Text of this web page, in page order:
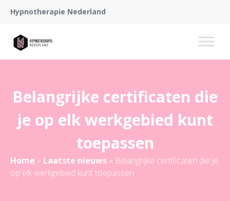
Hypnotherapie Nederland
Belangrijke certificaten die
je op elk werkgebied kunt
toepassen
Home » Laatste nieuws » Belangrijke certificaten die je
op elk werkgebied kunt toepassen